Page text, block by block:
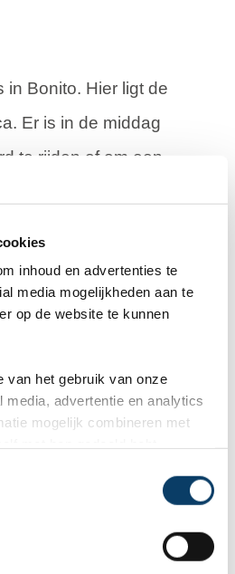
inhoud en advertenties te
media mogelijkheden aan te
op de website te kunnen
van het gebruik van onze
media, advertentie en analytics
mogelijk combineren met
in Bonito. Hier ligt de
Er is in de middag
te rijden of om een
het zwembad. Het uitzicht
om ook s`avonds
Wederom wordt ons de
bestaat uit een
brengt ons de bergen
bestaat uit een picknick.
naar de boerderij om even